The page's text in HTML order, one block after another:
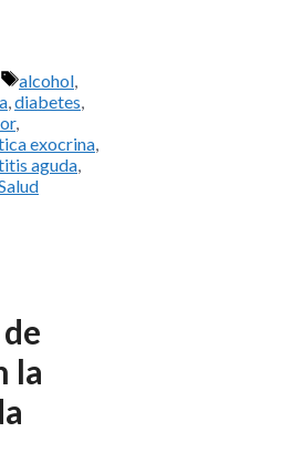
Etiquetas
alcohol,
,diabetes,
,
exocrina,
aguda,
la